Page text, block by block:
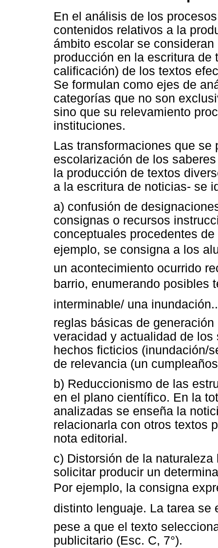
En el análisis de los
contenidos relativos a la
ámbito escolar se
producción en la escritura
calificación) de los textos
Se formulan como ejes de
categorías que no son
sino que su relevamiento
instituciones.
Las transformaciones que se
escolarización de los
la producción de textos
a la escritura de noticias- se
a) confusión de
consignas o recursos
conceptuales procedentes
ejemplo, se consigna a los
un acontecimiento ocurrido
barrio, enumerando posibles
interminable/ una
reglas básicas de
veracidad y actualidad de
hechos ficticios (inundación/
de relevancia (un
b) Reduccionismo de las
en el plano científico. En la
analizadas se enseña la
relacionarla con otros textos
nota editorial.
c) Distorsión de la
solicitar producir un
Por ejemplo, la consigna
distinto lenguaje. La tarea
pese a que el texto
publicitario (Esc. C, 7°).